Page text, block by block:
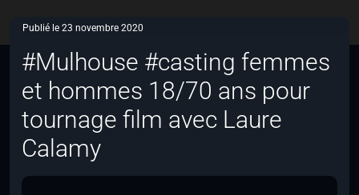
Publié le 23 novembre 2020
#Mulhouse #casting femmes
et hommes 18/70 ans pour
tournage film avec Laure
Calamy